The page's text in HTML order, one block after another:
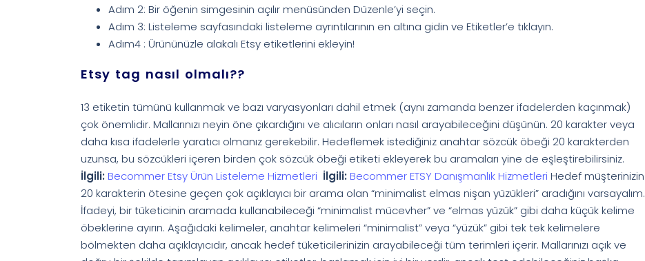
Adım 2: Bir öğenin simgesinin açılır menüsünden Düzenle’yi seçin.
Adım 3: Listeleme sayfasındaki listeleme ayrıntılarının en altına gidin ve Etiketler’e tıklayın.
Adım4 : Ürününüzle alakalı Etsy etiketlerini ekleyin!
Etsy tag nasıl olmalı??
13 etiketin tümünü kullanmak ve bazı varyasyonları dahil etmek (aynı zamanda benzer ifadelerden kaçınmak)
çok önemlidir. Mallarınızı neyin öne çıkardığını ve alıcıların onları nasıl arayabileceğini düşünün. 20 karakter veya
daha kısa ifadelerle yaratıcı olmanız gerekebilir. Hedeflemek istediğiniz anahtar sözcük öbeği 20 karakterden
uzunsa, bu sözcükleri içeren birden çok sözcük öbeği etiketi ekleyerek bu aramaları yine de eşleştirebilirsiniz.
İlgili: Becommer Etsy Ürün Listeleme Hizmetleri İlgili: Becommer ETSY Danışmanlık Hizmetleri Hedef müşterinizin
20 karakterin ötesine geçen çok açıklayıcı bir arama olan “minimalist elmas nişan yüzükleri” aradığını varsayalım.
İfadeyi, bir tüketicinin aramada kullanabileceği “minimalist mücevher” ve “elmas yüzük” gibi daha küçük kelime
öbeklerine ayırın. Aşağıdaki kelimeler, anahtar kelimeleri “minimalist” veya “yüzük” gibi tek tek kelimelere
bölmekten daha açıklayıcıdır, ancak hedef tüketicilerinizin arayabileceği tüm terimleri içerir. Mallarınızı açık ve